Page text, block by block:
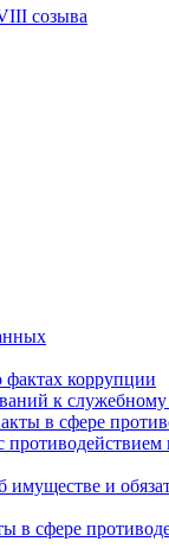
созыва
фактах коррупции
к
в сфере
имуществе и
в сфере